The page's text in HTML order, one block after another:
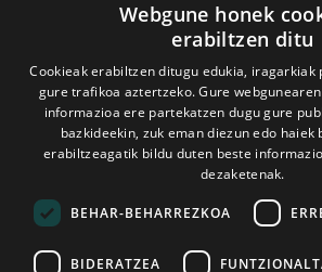
Webgune honek
erabiltzen ditu
Cookieak erabiltzen ditugu edukia, iragarkiak
gure trafikoa aztertzeko. Gure
informazioa ere partekatzen dugu gure
bazkideekin, zuk eman diezun edo haiek
erabiltzeagatik bildu duten beste
dezaketenak.
BEHAR-BEHARREZKOA
BIDERATZEA